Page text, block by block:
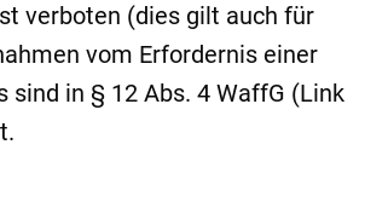
verboten (dies gilt auch für
vom Erfordernis einer
sind in § 12 Abs. 4 WaffG (Link